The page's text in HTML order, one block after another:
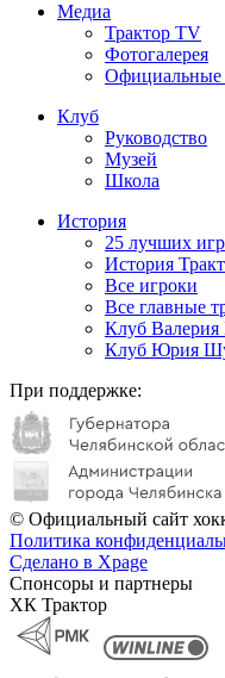
Медиа
Трактор TV
Фотогалерея
Официальные
Клуб
Руководство
Музей
Школа
История
25 лучших
История
Все игроки
Все главные
Клуб Валерия
Клуб Юрия
При поддержке:
© Официальный сайт
Политика
Сделано в Xpage
Спонсоры и партнеры
ХК Трактор